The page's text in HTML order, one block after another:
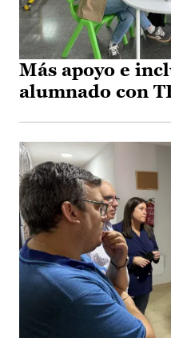
Más apoyo e
alumnado con